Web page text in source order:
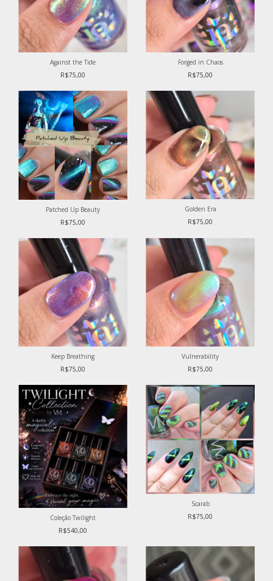
Against the Tide
R$75,00
Forged in Chaos
R$75,00
Patched Up Beauty
R$75,00
Golden Era
R$75,00
Keep Breathing
R$75,00
Vulnerability
R$75,00
Coleção Twilight
R$540,00
Scarab
R$75,00